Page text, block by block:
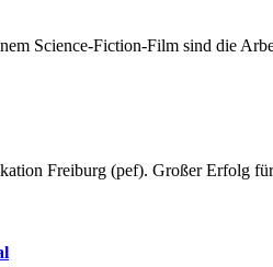
Science-Fiction-Film sind die
Freiburg (pef). Großer Erfolg